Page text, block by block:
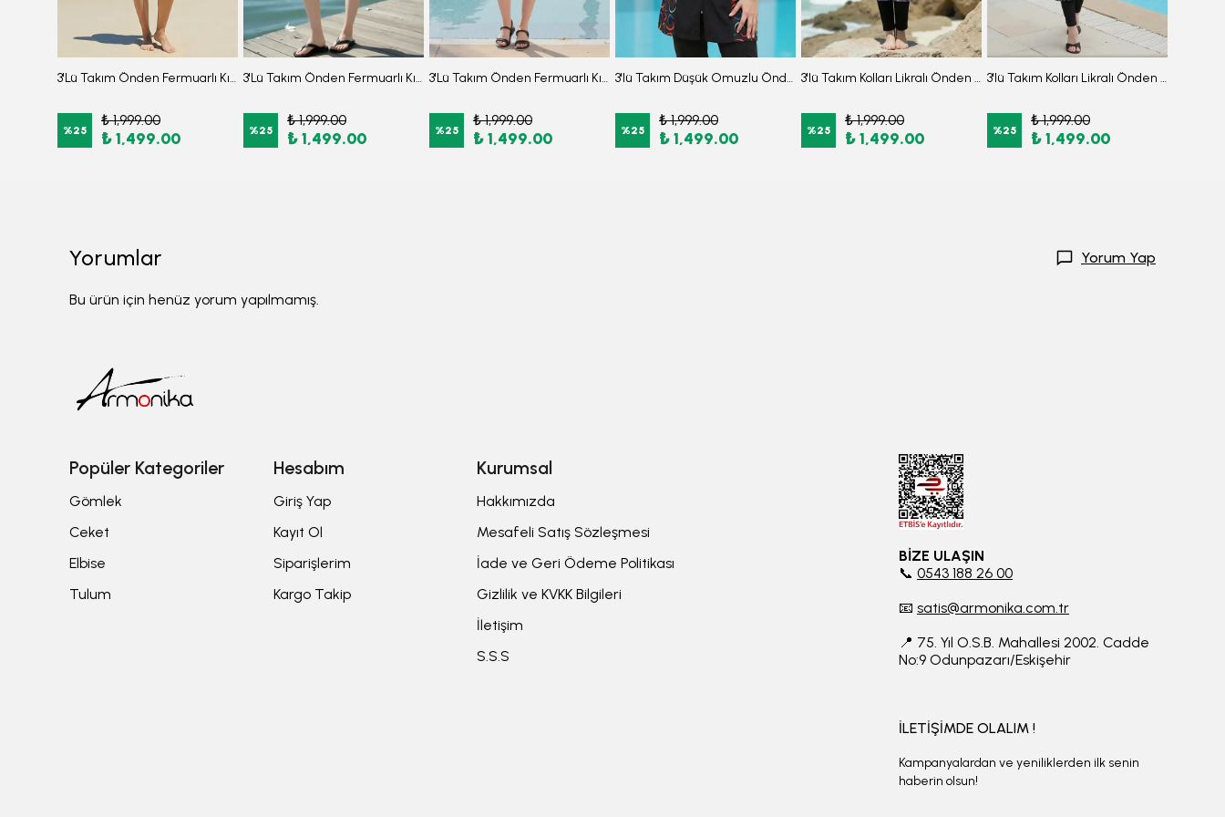
3'Lü Takım Önden Fermuarlı Kısa Kollu Diz Altı Taytlı Burkini Su İtici Kumaş Yarı Tesettür Mayo D52
%25
₺ 1,999.00
₺ 1,499.00
3'Lü Takım Önden Fermuarlı Kısa Kollu Diz Altı Taytlı Burkini Su İtici Kumaş Yarı Tesettür Mayo D47
%25
₺ 1,999.00
₺ 1,499.00
3'Lü Takım Önden Fermuarlı Kısa Kollu Diz Altı Taytlı Burkini Su İtici Kumaş Yarı Tesettür Mayo D24
%25
₺ 1,999.00
₺ 1,499.00
3'lü Takım Düşük Omuzlu Önden Fermuarlı Arkası Lastikli Yırtmaçlı Burkini Tesettür Mayo D33
%25
₺ 1,999.00
₺ 1,499.00
3'lü Takım Kolları Likralı Önden Fermuarlı Yırtmaçlı Maksi Burkini Tesettür Mayo D27
%25
₺ 1,999.00
₺ 1,499.00
3'lü Takım Kolları Likralı Önden Fermuarlı Yırtmaçlı Maksi Burkini Tesettür Mayo D26
%25
₺ 1,999.00
₺ 1,499.00
Yorumlar Yorum Yap
Bu ürün için henüz yorum yapılmamış.
Popüler Kategoriler
Gömlek
Ceket
Elbise
Tulum
Hesabım
Giriş Yap
Kayıt Ol
Siparişlerim
Kargo Takip
Kurumsal
Hakkımızda
Mesafeli Satış Sözleşmesi
İade ve Geri Ödeme Politikası
Gizlilik ve KVKK Bilgileri
İletişim
S.S.S
BİZE ULAŞIN
📞 0543 188 26 00
📧 satis@armonika.com.tr
📍 75. Yıl O.S.B. Mahallesi 2002. Cadde
No:9 Odunpazarı/Eskişehir
İLETİŞİMDE OLALIM !
Kampanyalardan ve yeniliklerden ilk senin
haberin olsun!